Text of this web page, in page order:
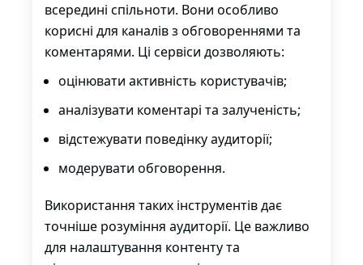
всередині спільноти. Вони особливо
корисні для каналів з обговореннями та
коментарями. Ці сервіси дозволяють:
оцінювати активність користувачів;
аналізувати коментарі та залученість;
відстежувати поведінку аудиторії;
модерувати обговорення.
Використання таких інструментів дає
точніше розуміння аудиторії. Це важливо
для налаштування контенту та